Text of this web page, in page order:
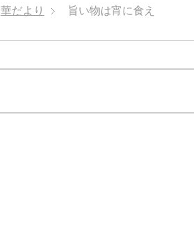
華だより 旨い物は宵に食え